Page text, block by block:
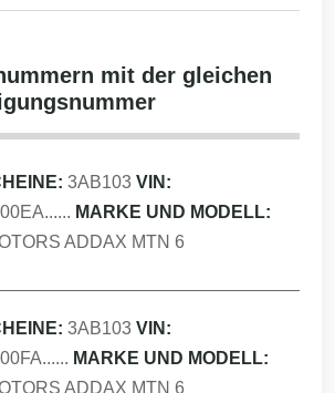
mit der gleichen
3AB103 VIN:
MARKE UND MODELL:
ADDAX MTN 6
3AB103 VIN:
MARKE UND MODELL:
ADDAX MTN 6